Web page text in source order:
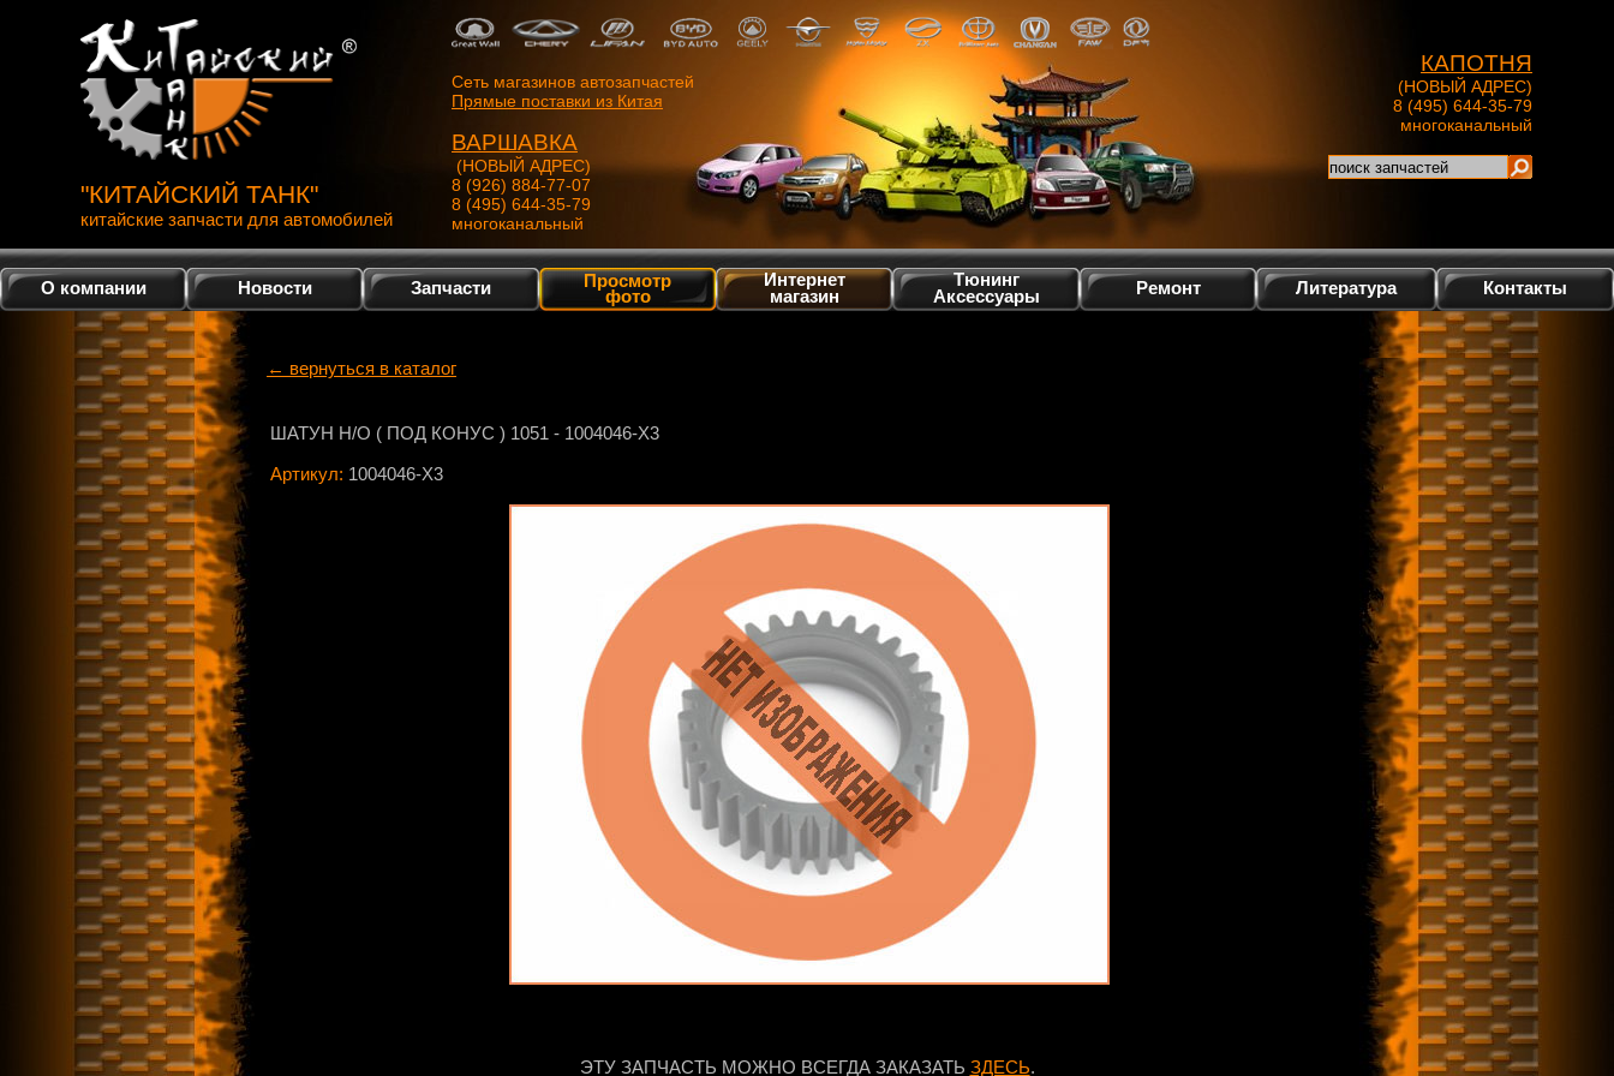
"КИТАЙСКИЙ ТАНК"
китайские запчасти для автомобилей
Сеть магазинов автозапчастей
Прямые поставки из Китая
ВАРШАВКА
(НОВЫЙ АДРЕС)
8 (926) 884-77-07
8 (495) 644-35-79
многоканальный
КАПОТНЯ
(НОВЫЙ АДРЕС)
8 (495) 644-35-79
многоканальный
О компании Новости Запчасти Просмотр
фото
Интернет
магазин
Тюнинг
Аксессуары
Ремонт Литература Контакты
← вернуться в каталог
ШАТУН Н/О ( ПОД КОНУС ) 1051 - 1004046-X3
Артикул: 1004046-X3
ЭТУ ЗАПЧАСТЬ МОЖНО ВСЕГДА ЗАКАЗАТЬ ЗДЕСЬ.